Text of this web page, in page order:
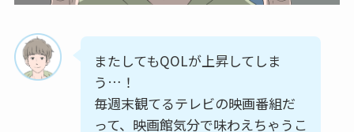
またしてもQOLが上昇してしま
う…！
毎週末観てるテレビの映画番組だ
って、映画館気分で味わえちゃうこ